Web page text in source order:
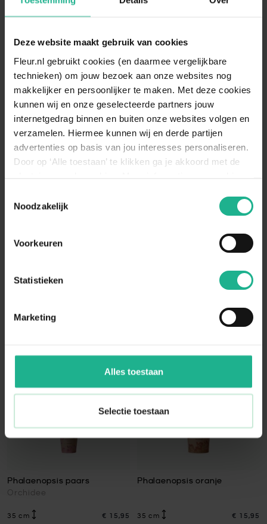
Deze website maakt gebruik van cookies
Fleur.nl gebruikt cookies (en daarmee vergelijkbare
technieken) om jouw bezoek aan onze websites nog
makkelijker en persoonlijker te maken. Met deze cookies
kunnen wij en onze geselecteerde partners jouw
internetgedrag binnen en buiten onze websites volgen en
verzamelen. Hiermee kunnen wij en derde partijen
advertenties op basis van jou interesses personaliseren.
Door op ‘Alle toestaan’ te klikken ga je akkoord met de
decookieverklaring op onze website.
Noodzakelijk
Voorkeuren
Statistieken
Marketing
Alles toestaan
Selectie toestaan
Lipstickplant
40 cm € 21,95
Flamingoplant
30 cm € 9,95
Phalaenopsis paars
Orchidee
35 cm € 15,95
Phalaenopsis oranje
35 cm € 15,95